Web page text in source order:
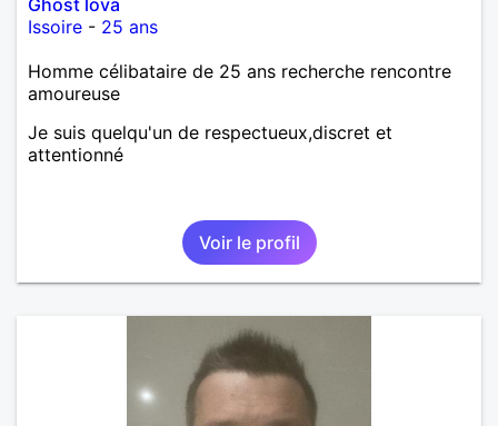
Issoire - 25 ans
Homme célibataire de 25 ans recherche rencontre
amoureuse
Je suis quelqu'un de respectueux,discret et
attentionné
Voir le profil